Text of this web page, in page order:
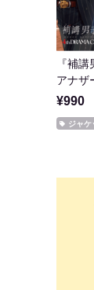
『補
アナザ
¥990
ジャケ